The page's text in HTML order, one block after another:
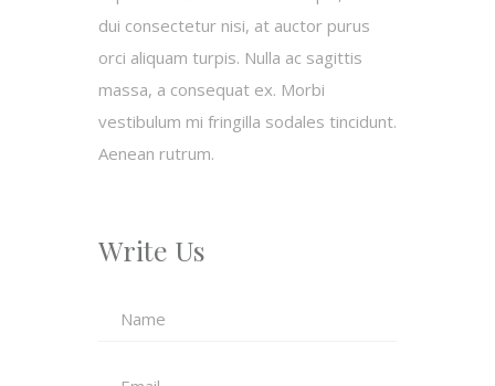
dui consectetur nisi, at auctor purus
orci aliquam turpis. Nulla ac sagittis
massa, a consequat ex. Morbi
vestibulum mi fringilla sodales tincidunt.
Aenean rutrum.
Write Us